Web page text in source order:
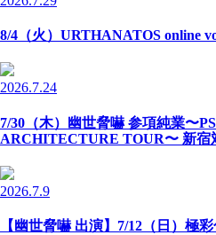
8/4（火）URTHANATOS online
2026.7.24
7/30（木）幽世脅嚇 参項純業〜
ARCHITECTURE TOUR〜 新宿
2026.7.9
【幽世脅嚇 出演】7/12（日）極